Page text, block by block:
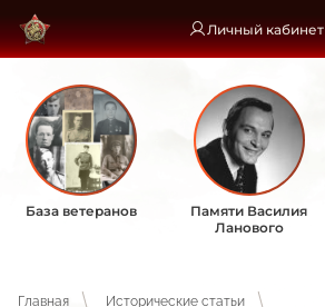
Личный кабинет
База ветеранов
Памяти Василия
Ланового
Главная
Исторические статьи